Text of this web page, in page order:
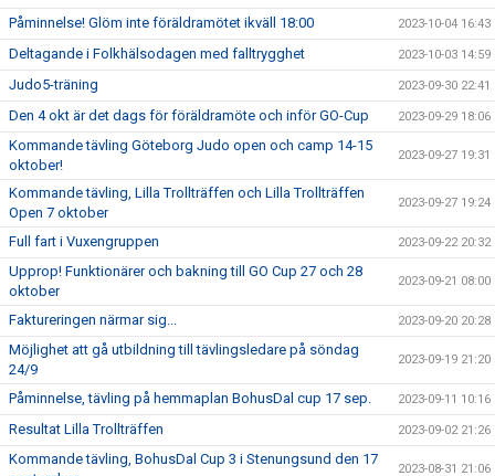
Påminnelse! Glöm inte föräldramötet ikväll 18:00 2023-10-04 16:43
Deltagande i Folkhälsodagen med falltrygghet 2023-10-03 14:59
Judo5-träning 2023-09-30 22:41
Den 4 okt är det dags för föräldramöte och inför GO-Cup 2023-09-29 18:06
Kommande tävling Göteborg Judo open och camp 14-15
oktober!
2023-09-27 19:31
Kommande tävling, Lilla Trollträffen och Lilla Trollträffen
Open 7 oktober
2023-09-27 19:24
Full fart i Vuxengruppen 2023-09-22 20:32
Upprop! Funktionärer och bakning till GO Cup 27 och 28
oktober
2023-09-21 08:00
Faktureringen närmar sig... 2023-09-20 20:28
Möjlighet att gå utbildning till tävlingsledare på söndag
24/9
2023-09-19 21:20
Påminnelse, tävling på hemmaplan BohusDal cup 17 sep. 2023-09-11 10:16
Resultat Lilla Trollträffen 2023-09-02 21:26
Kommande tävling, BohusDal Cup 3 i Stenungsund den 17
2023-08-31 21:06